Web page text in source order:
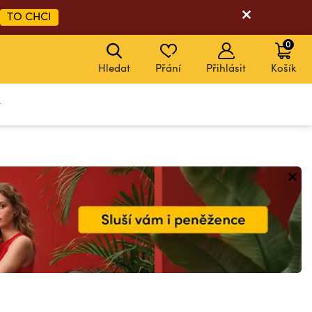
TO CHCI
Hledat Přání Přihlásit Košík
0